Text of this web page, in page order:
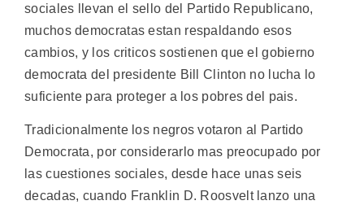
sociales llevan el sello del Partido Republicano,
muchos democratas estan respaldando esos
cambios, y los criticos sostienen que el gobierno
democrata del presidente Bill Clinton no lucha lo
suficiente para proteger a los pobres del pais.
Tradicionalmente los negros votaron al Partido
Democrata, por considerarlo mas preocupado por
las cuestiones sociales, desde hace unas seis
decadas, cuando Franklin D. Roosvelt lanzo una